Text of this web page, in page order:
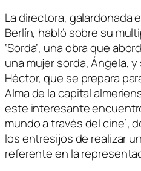
La directora, galardonada
Berlín, habló sobre su
‘Sorda’, una obra que
una mujer sorda, Ángela,
Héctor, que se prepara
Alma de la capital
este interesante
mundo a través del cine’,
los entresijos de realizar
referente en la